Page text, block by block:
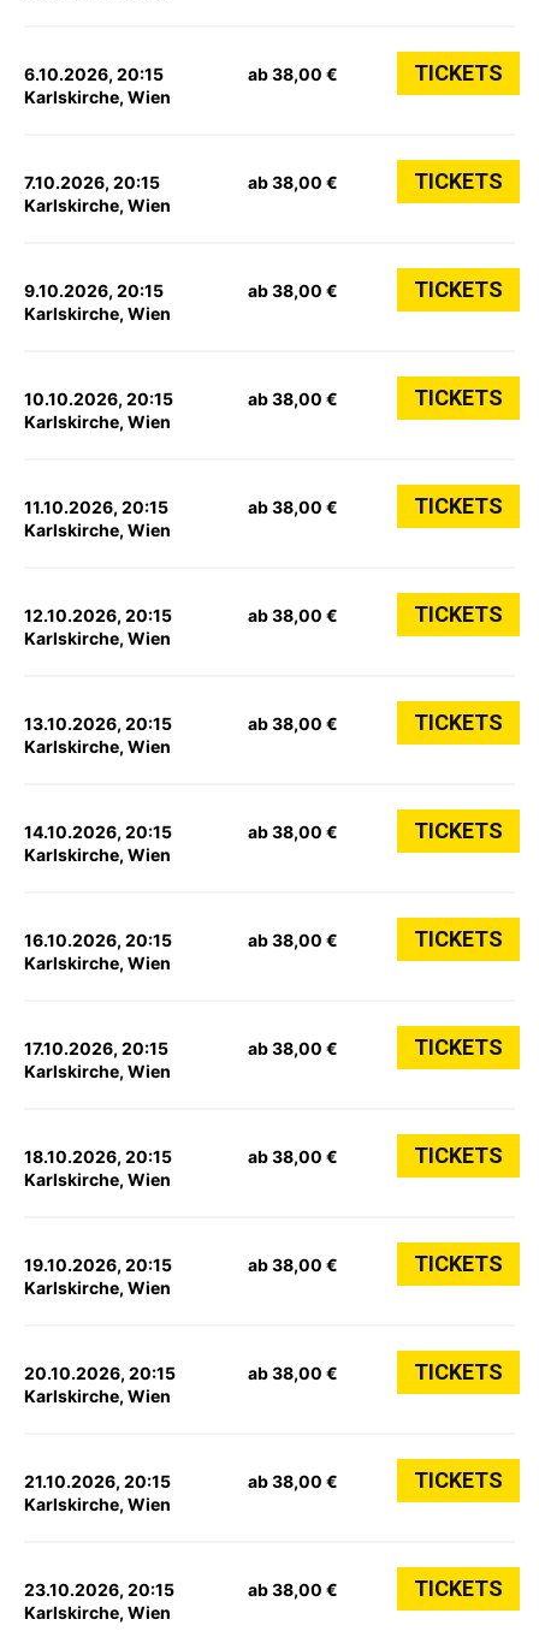
6.10.2026, 20:15
Karlskirche, Wien
ab 38,00 € TICKETS
7.10.2026, 20:15
Karlskirche, Wien
ab 38,00 € TICKETS
9.10.2026, 20:15
Karlskirche, Wien
ab 38,00 € TICKETS
10.10.2026, 20:15
Karlskirche, Wien
ab 38,00 € TICKETS
11.10.2026, 20:15
Karlskirche, Wien
ab 38,00 € TICKETS
12.10.2026, 20:15
Karlskirche, Wien
ab 38,00 € TICKETS
13.10.2026, 20:15
Karlskirche, Wien
ab 38,00 € TICKETS
14.10.2026, 20:15
Karlskirche, Wien
ab 38,00 € TICKETS
16.10.2026, 20:15
Karlskirche, Wien
ab 38,00 € TICKETS
17.10.2026, 20:15
Karlskirche, Wien
ab 38,00 € TICKETS
18.10.2026, 20:15
Karlskirche, Wien
ab 38,00 € TICKETS
19.10.2026, 20:15
Karlskirche, Wien
ab 38,00 € TICKETS
20.10.2026, 20:15
Karlskirche, Wien
ab 38,00 € TICKETS
21.10.2026, 20:15
Karlskirche, Wien
ab 38,00 € TICKETS
23.10.2026, 20:15
Karlskirche, Wien
ab 38,00 € TICKETS